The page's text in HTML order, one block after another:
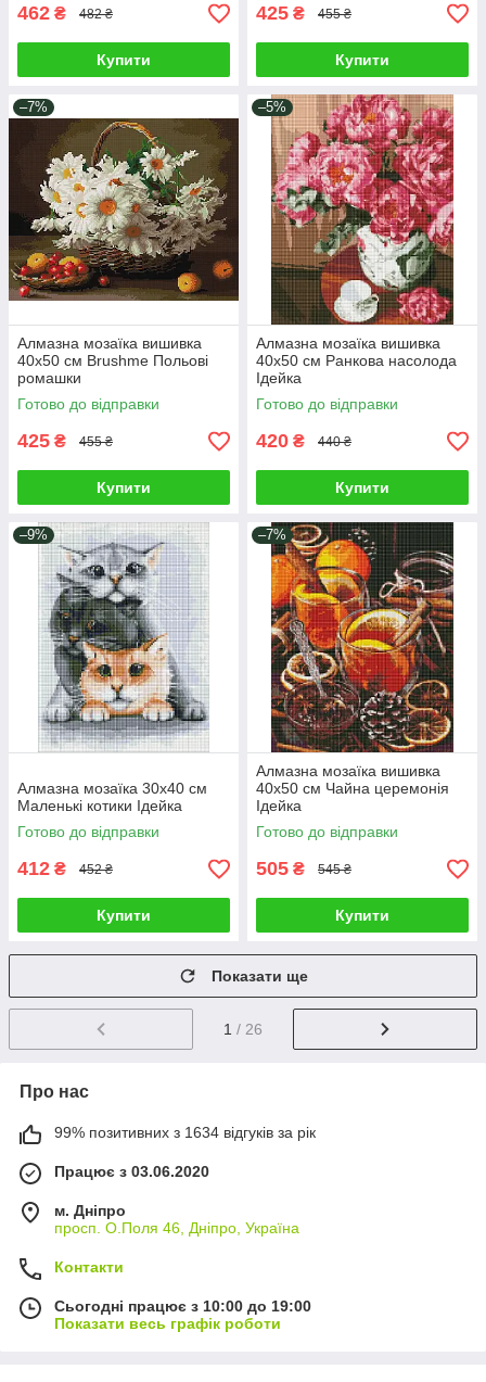
462 ₴ 482 ₴
Купити
425 ₴ 455 ₴
Купити
–7%
Алмазна мозаїка вишивка
40х50 см Brushme Польові
ромашки
Готово до відправки
425 ₴ 455 ₴
Купити
–5%
Алмазна мозаїка вишивка
40х50 см Ранкова насолода
Ідейка
Готово до відправки
420 ₴ 440 ₴
Купити
–9%
Алмазна мозаїка 30х40 см
Маленькі котики Ідейка
Готово до відправки
412 ₴ 452 ₴
Купити
–7%
Алмазна мозаїка вишивка
40х50 см Чайна церемонія
Ідейка
Готово до відправки
505 ₴ 545 ₴
Купити
Показати ще
1 / 26
Про нас
99% позитивних з 1634 відгуків за рік
Працює з 03.06.2020
м. Дніпро
просп. О.Поля 46, Дніпро, Україна
Контакти
Сьогодні працює з 10:00 до 19:00
Показати весь графік роботи